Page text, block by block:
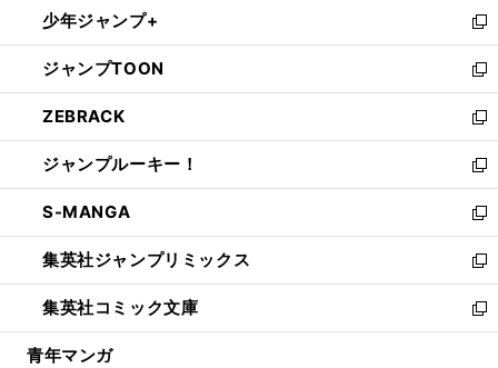
で
開
く
ド
ウ
で
開
く
ィ
ン
ド
ウ
で
開
く
い
ウ
ィ
ン
ド
ウ
で
開
く
少年ジャンプ+
新
し
い
ウ
ィ
ン
ド
ウ
で
開
く
ジャンプTOON
新
し
い
ウ
ィ
ン
ド
ウ
で
開
く
ZEBRACK
新
し
い
ウ
ィ
ン
ド
ウ
で
開
ジャンプルーキー！
新
し
い
ウ
ィ
ン
ド
ウ
S-MANGA
新
し
い
ウ
ィ
ン
集英社ジャンプリミックス
新
し
い
ウ
集英社コミック文庫
新
し
青年マンガ